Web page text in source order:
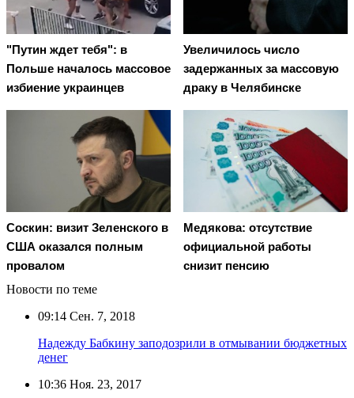
"Путин ждет тебя": в
Польше началось массовое
избиение украинцев
Увеличилось число
задержанных за массовую
драку в Челябинске
Соскин: визит Зеленского в
США оказался полным
провалом
Медякова: отсутствие
официальной работы
снизит пенсию
Новости по теме
09:14 Сен. 7, 2018
Надежду Бабкину заподозрили в отмывании бюджетных
денег
10:36 Ноя. 23, 2017